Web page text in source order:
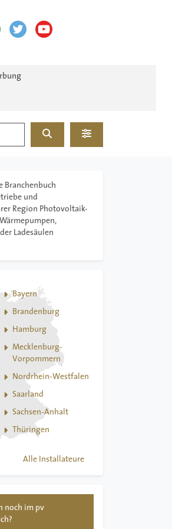
Advanced Filters
Branchenbuch
und
Region Photovoltaik-
Ladesäulen
Bayern
Brandenburg
Hamburg
Mecklenburg-
Vorpommern
Nordrhein-Westfalen
Saarland
Sachsen-Anhalt
Thüringen
Alle Installateure
noch im pv